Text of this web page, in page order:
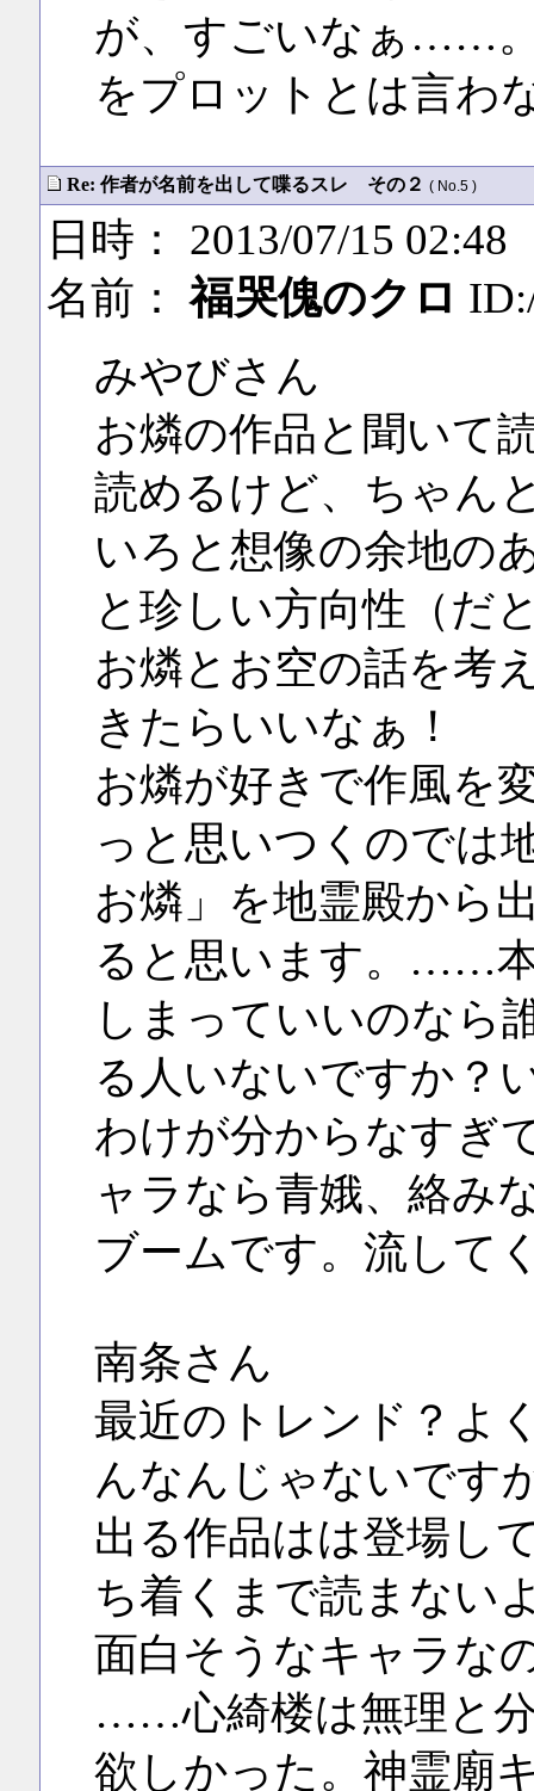
が、すごいなぁ……
をプロットとは言
Re: 作者が名前を出して喋るスレ その２ ( No.5 )
日時： 2013/07/15 02:48
名前：福哭傀のクロ
みやびさん
お燐の作品と聞いて
読めるけど、ちゃん
いろと想像の余地の
と珍しい方向性（だ
お燐とお空の話を考
きたらいいなぁ！
お燐が好きで作風
っと思いつくのでは
お燐」を地霊殿から
ると思います。……
しまっていいのなら
る人いないですか？
わけが分からなす
ャラなら青娥、絡み
ブームです。流して
南条さん
最近のトレンド？よ
んなんじゃないです
出る作品はは登場し
ち着くまで読まない
面白そうなキャラな
……心綺楼は無理と
欲しかった。神霊廟